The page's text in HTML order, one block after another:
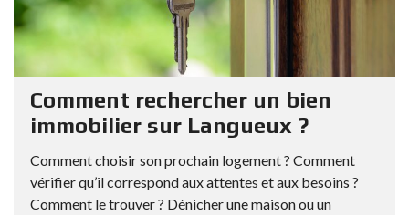
Comment rechercher un bien
immobilier sur Langueux ?
Comment choisir son prochain logement ? Comment
vérifier qu’il correspond aux attentes et aux besoins ?
Comment le trouver ? Dénicher une maison ou un